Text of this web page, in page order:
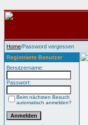
Home/Password vergessen
Registrierte Benutzer
Benutzername:
Passwort:
Beim nächsten Besuch
automatisch anmelden?